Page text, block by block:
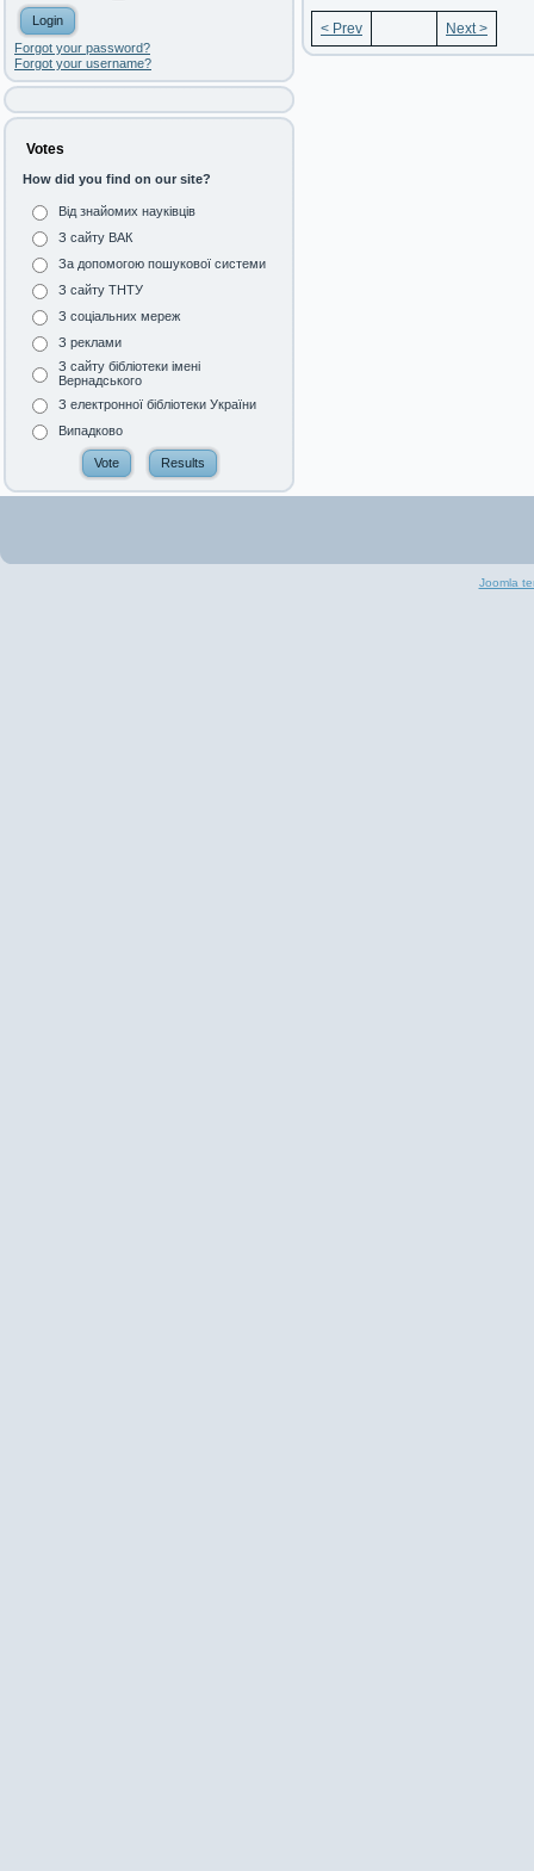
Forgot your password?
Forgot your username?
Votes
How did you find on our site?
Від знайомих науківців
З сайту ВАК
За допомогою пошукової системи
З сайту ТНТУ
З соціальних мереж
З реклами
З сайту бібліотеки імені
Вернадського
З електронної бібліотеки України
Випадково
< Prev Next >
Joomla